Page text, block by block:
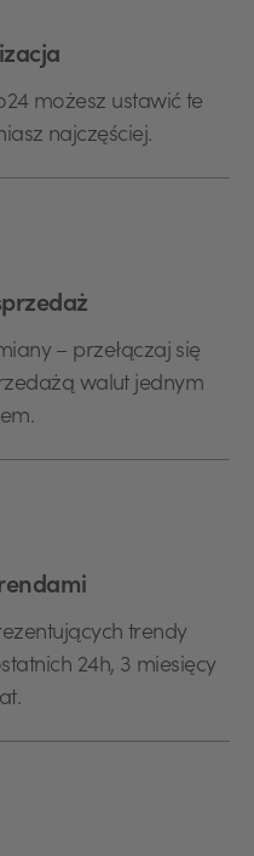
możesz ustawić te
najczęściej.
– przełączaj się
walut jednym
trendy
24h, 3 miesięcy